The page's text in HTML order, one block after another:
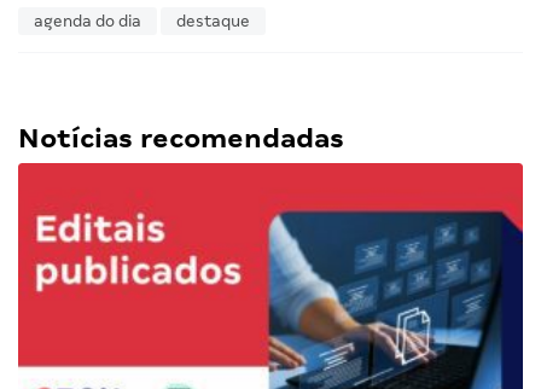
agenda do dia destaque
Notícias recomendadas